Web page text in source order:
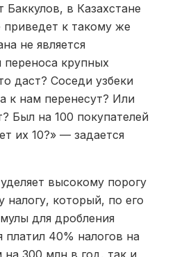
в Казахстане
к такому же
не является
переноса крупных
даст? Соседи узбеки
к нам перенесут? Или
Был на 100 покупателей
их 10?» — задается
высокому порогу
который, по его
для дробления
платил 40% налогов на
300 млн в год, так и